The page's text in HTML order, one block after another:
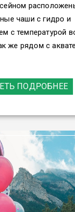
чаши с гидро и
с температурой
же рядом с
ПОДРОБНЕЕ